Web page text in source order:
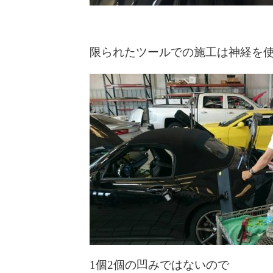
限られたツールでの施工は神経を
1個2個の凹みではないので